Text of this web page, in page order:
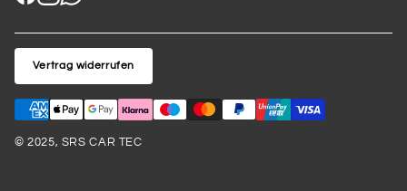
Vertrag widerrufen
© 2025, SRS CAR TEC